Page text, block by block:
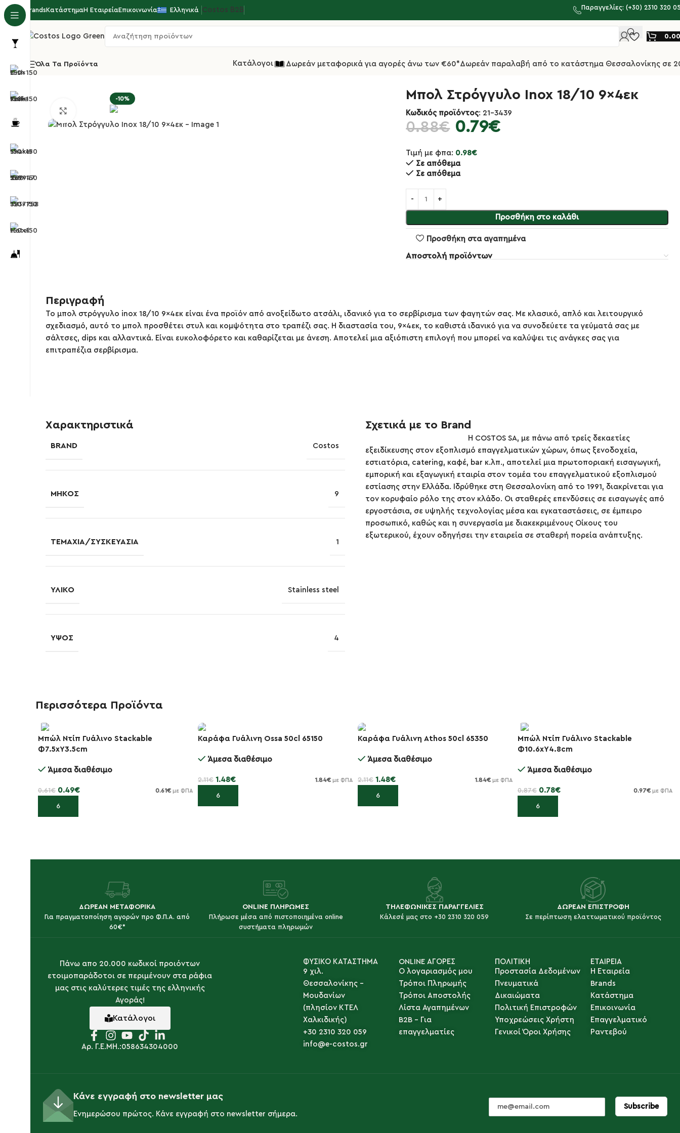
BrandsΚατάστημαΗ ΕταιρείαΕπικοινωνία Ελληνικά Costos Β2Β Παραγγελίες: (+30) 2310 320
0.00
Όλα Τα Προϊόντα Κατάλογοι Δωρεάν μεταφορικά για αγορές άνω των €60*Δωρεάν παραλαβή από το κατάστημα Θεσσαλονίκης σε
-10%
Κλικ για μεγέθυνση
Μπολ Στρόγγυλο Inox 18/10 9×4εκ
Κωδικός προϊόντος: 21-3439
0.88€ 0.79€
Τιμή με φπα: 0.98€
Σε απόθεμα
Σε απόθεμα
Προσθήκη στο καλάθι
Προσθήκη στα αγαπημένα
Αποστολή προϊόντων
Περιγραφή
Το μπολ στρόγγυλο inox 18/10 9×4εκ είναι ένα προϊόν από ανοξείδωτο ατσάλι, ιδανικό για το σερβίρισμα των φαγητών σας. Με κλασικό, απλό και λειτουργικό
σχεδιασμό, αυτό το μπολ προσθέτει στυλ και κομψότητα στο τραπέζι σας. Η διαστασία του, 9×4εκ, το καθιστά ιδανικό για να συνοδεύετε τα γεύματά σας με
σάλτσες, dips και αλλαντικά. Είναι ευκολοφόρετο και καθαρίζεται με άνεση. Αποτελεί μια αξιόπιστη επιλογή που μπορεί να καλύψει τις ανάγκες σας για
επιτραπέζια σερβίρισμα.
Χαρακτηριστικά
BRAND Costos
ΜΉΚΟΣ 9
ΤΕΜΆΧΙΑ/ΣΥΣΚΕΥΑΣΊΑ 1
ΥΛΙΚΌ Stainless steel
ΎΨΟΣ 4
Σχετικά με το Brand
Η COSTOS SA, με πάνω από τρείς δεκαετίες
εξειδίκευσης στον εξοπλισμό επαγγελματικών χώρων, όπως ξενοδοχεία,
εστιατόρια, catering, καφέ, bar κ.λπ., αποτελεί μια πρωτοποριακή εισαγωγική,
εμπορική και εξαγωγική εταιρία στον τομέα του επαγγελματικού εξοπλισμού
εστίασης στην Ελλάδα. Ιδρύθηκε στη Θεσσαλονίκη από το 1991, διακρίνεται για
τον κορυφαίο ρόλο της στον κλάδο. Οι σταθερές επενδύσεις σε εισαγωγές από
εργοστάσια, σε υψηλής τεχνολογίας μέσα και εγκαταστάσεις, σε έμπειρο
προσωπικό, καθώς και η συνεργασία με διακεκριμένους Οίκους του
εξωτερικού, έχουν οδηγήσει την εταιρεία σε σταθερή πορεία ανάπτυξης.
Περισσότερα Προϊόντα
-20%
Μπώλ Ντίπ Γυάλινο Stackable
Φ7.5xΥ3.5cm
Άμεσα διαθέσιμο
0.61€ 0.49€ 0.61€ με ΦΠΑ
Προσθήκη στο καλάθι
Καράφα Γυάλινη Ossa 50cl 65150
Άμεσα διαθέσιμο
2.11€ 1.48€ 1.84€ με ΦΠΑ
Προσθήκη στο καλάθι
Καράφα Γυάλινη Athos 50cl 65350
Άμεσα διαθέσιμο
2.11€ 1.48€ 1.84€ με ΦΠΑ
Προσθήκη στο καλάθι
-10%
Μπώλ Ντίπ Γυάλινο Stackable
Φ10.6xΥ4.8cm
Άμεσα διαθέσιμο
0.87€ 0.78€ 0.97€ με ΦΠΑ
Προσθήκη στο καλάθι
ΔΩΡΕΑΝ ΜΕΤΑΦΟΡΙΚΑ
Για πραγματοποίηση αγορών προ Φ.Π.Α. από
60€*
ONLINE ΠΛΗΡΩΜΕΣ
Πλήρωσε μέσα από πιστοποιημένα online
συστήματα πληρωμών
ΤΗΛΕΦΩΝΙΚΕΣ ΠΑΡΑΓΓΕΛΙΕΣ
Κάλεσέ μας στο +30 2310 320 059
ΔΩΡΕΑΝ ΕΠΙΣΤΡΟΦΗ
Σε περίπτωση ελαττωματικού προϊόντος
Πάνω απο 20.000 κωδικοί προιόντων
ετοιμοπαράδοτοι σε περιμένουν στα ράφια
μας στις καλύτερες τιμές της ελληνικής
Αγοράς!
Κατάλογοι
Αρ. Γ.Ε.ΜΗ.:058634304000
ΦΥΣΙΚΟ ΚΑΤΑΣΤΗΜΑ
9 χιλ.
Θεσσαλονίκης -
Μουδανίων
(πλησίον ΚΤΕΛ
Χαλκιδικής)
+30 2310 320 059
info@e-costos.gr
ONLINE ΑΓΟΡΕΣ
Ο λογαριασμός μου
Τρόποι Πληρωμής
Τρόποι Αποστολής
Λίστα Αγαπημένων
B2B - Για
επαγγελματίες
ΠΟΛΙΤΙΚΗ
Προστασία Δεδομένων
Πνευματικά
Δικαιώματα
Πολιτική Επιστροφών
Υποχρεώσεις Χρήστη
Γενικοί Όροι Χρήσης
ΕΤΑΙΡΕΙΑ
Η Εταιρεία
Brands
Κατάστημα
Επικοινωνία
Επαγγελματικό
Ραντεβού
Κάνε εγγραφή στο newsletter μας
Ενημερώσου πρώτος. Κάνε εγγραφή στο newsletter σήμερα.